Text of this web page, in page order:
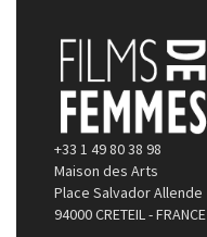
+33 1 49 80 38 98
Maison des Arts
Place Salvador Allende
94000 CRETEIL - FRANCE